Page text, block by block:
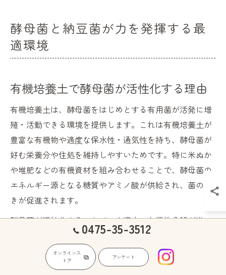
酵母菌と納豆菌が力を発揮する最
適環境
有機培養土で酵母菌が活性化する理由
有機培養土は、酵母菌をはじめとする有用菌が活発に増
殖・活動できる環境を提供します。これは有機培養土が
豊富な有機物や適度な保水性・通気性を持ち、酵母菌が
好む栄養分や住処を維持しやすいためです。特に米ぬか
や堆肥などの有機資材を組み合わせることで、酵母菌の
エネルギー源となる糖質やアミノ酸が供給され、菌の働
きが促進されます。
酵母菌が活性化することで、土壌中の有機物分解が進
み、野菜などの植物に必要な栄養素が効率よく供給され
るようになります。例えば、酵母菌による分解で発生す
る有機酸は、他の微生物の活動も活発化させ、健康な土
0475-35-3512
オンラインス
トア
アンケート